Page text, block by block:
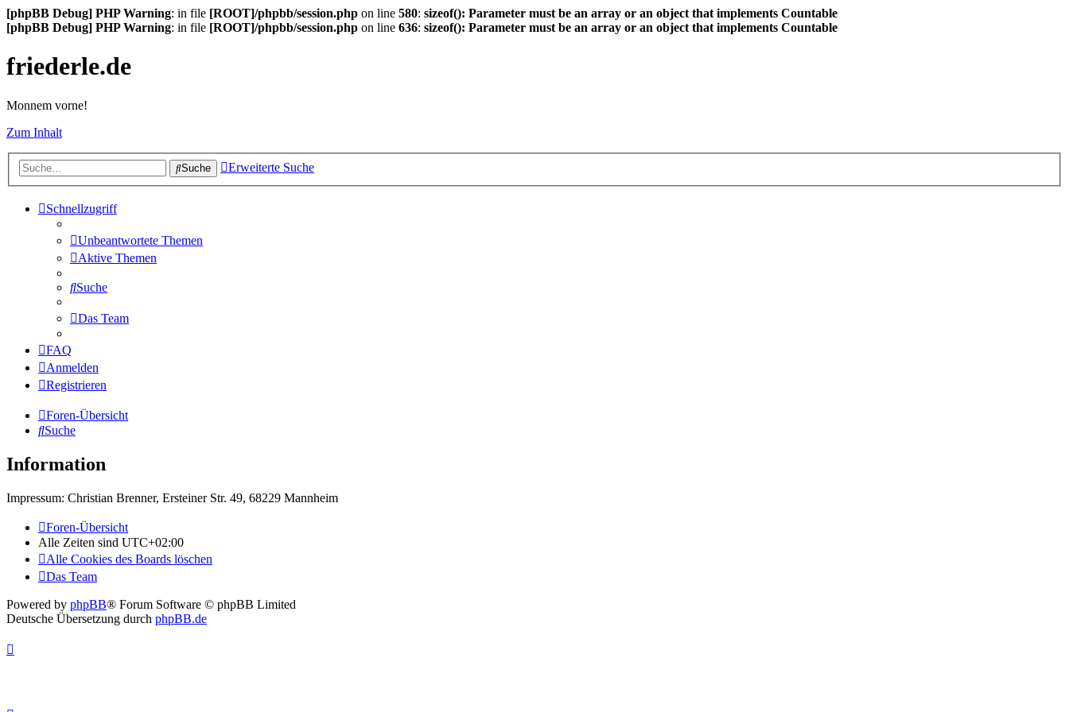
[phpBB Debug] PHP Warning: in file [ROOT]/phpbb/session.php on line 580: sizeof(): Parameter must be an array or an object that implements Countable
[phpBB Debug] PHP Warning: in file [ROOT]/phpbb/session.php on line 636: sizeof(): Parameter must be an array or an object that implements Countable
friederle.de
Monnem vorne!
Zum Inhalt
Suche Erweiterte Suche
Schnellzugriff
Unbeantwortete Themen
Aktive Themen
Suche
Das Team
FAQ
Anmelden
Registrieren
Foren-Übersicht
Suche
Information
Impressum: Christian Brenner, Ersteiner Str. 49, 68229 Mannheim
Foren-Übersicht
Alle Zeiten sind UTC+02:00
Alle Cookies des Boards löschen
Das Team
Powered by phpBB® Forum Software © phpBB Limited
Deutsche Übersetzung durch phpBB.de